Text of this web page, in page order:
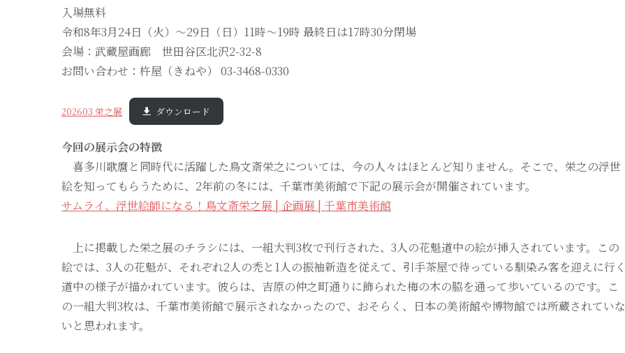
入場無料
令和8年3月24日（火）〜29日（日）11時〜19時 最終日は17時30分閉場
会場：武蔵屋画廊 世田谷区北沢2-32-8
お問い合わせ：杵屋（きねや） 03-3468-0330
202603 栄之展 ダウンロード
今回の展示会の特徴
喜多川歌麿と同時代に活躍した鳥文斎栄之については、今の人々はほとんど知りません。そこで、栄之の浮世
絵を知ってもらうために、2年前の冬には、千葉市美術館で下記の展示会が開催されています。
サムライ、浮世絵師になる！鳥文斎栄之展 | 企画展 | 千葉市美術館
上に掲載した栄之展のチラシには、一組大判3枚で刊行された、3人の花魁道中の絵が挿入されています。この
絵では、3人の花魁が、それぞれ2人の禿と1人の振袖新造を従えて、引手茶屋で待っている馴染み客を迎えに行く
道中の様子が描かれています。彼らは、吉原の仲之町通りに飾られた梅の木の脇を通って歩いているのです。こ
の一組大判3枚は、千葉市美術館で展示されなかったので、おそらく、日本の美術館や博物館では所蔵されていな
いと思われます。